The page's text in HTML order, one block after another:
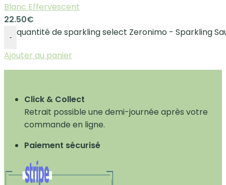
Blanc Effervescent
22.50€
-
quantité de sparkling select Zeronimo - Sparkling
Ajouter au panier
Click & Collect
Retrait possible une demi-journée après votre
commande en ligne.
Paiement sécurisé